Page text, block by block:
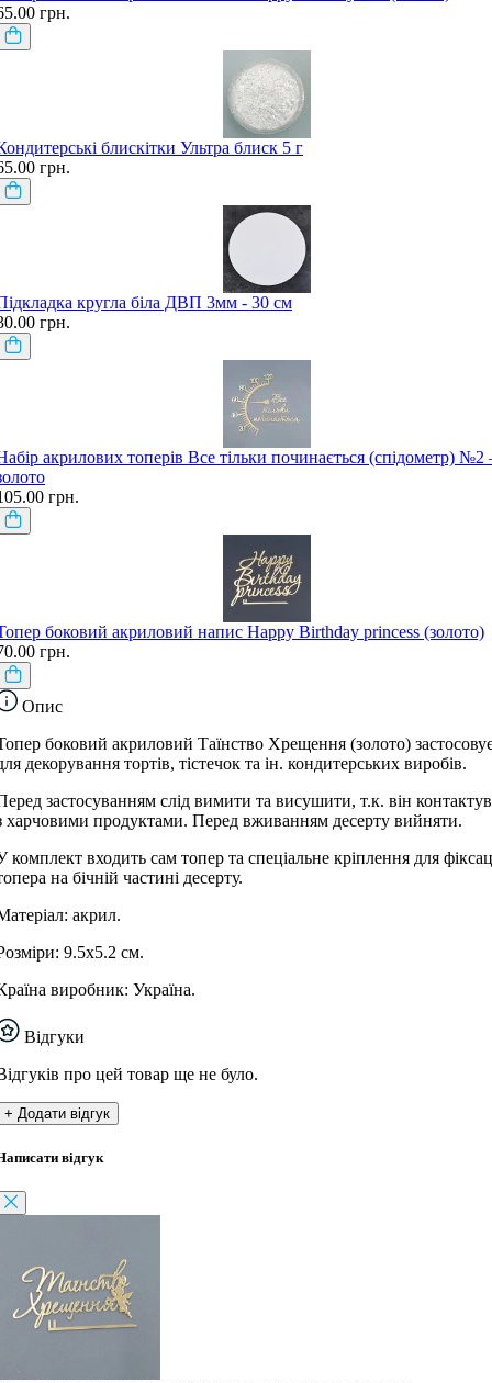
грн.
блискітки Ультра блиск 5 г
грн.
кругла біла ДВП 3мм - 30 см
грн.
акрилових топерів Все тільки починається (спідометр) №2
грн.
боковий акриловий напис Happy Birthday princess (золото)
грн.
Опис
боковий акриловий Таїнство Хрещення (золото)
декорування тортів, тістечок та ін. кондитерських виробів.
застосуванням слід вимити та висушити, т.к. він
харчовими продуктами. Перед вживанням десерту вийняти.
комплект входить сам топер та спеціальне кріплення для
на бічній частині десерту.
акрил.
9.5х5.2 см.
виробник: Україна.
Відгуки
про цей товар ще не було.
+ Додати відгук
відгук